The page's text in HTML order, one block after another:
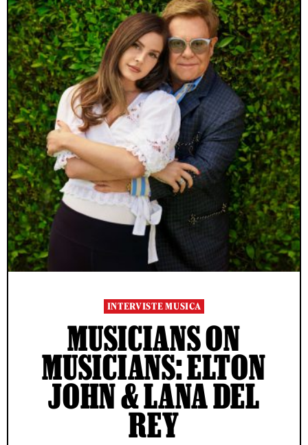
INTERVISTE MUSICA
MUSICIANS ON
MUSICIANS: ELTON
JOHN & LANA DEL
REY